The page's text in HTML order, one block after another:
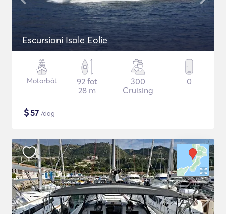
Escursioni Isole Eolie
Motorbåt
92 fot
28 m
300
Cruising
0
$57 /dag